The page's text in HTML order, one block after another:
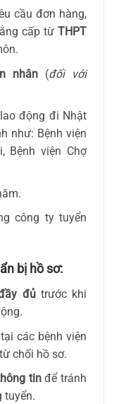
cầu đơn hàng,
cấp từ THPT
nhân(đối với
động đi Nhật
như: Bệnh viện
Bệnh viện Chợ
công ty tuyển
bị hồ sơ:
đủtrước khi
các bệnh viện
chối hồ sơ.
tinđể tránh
tuyển.